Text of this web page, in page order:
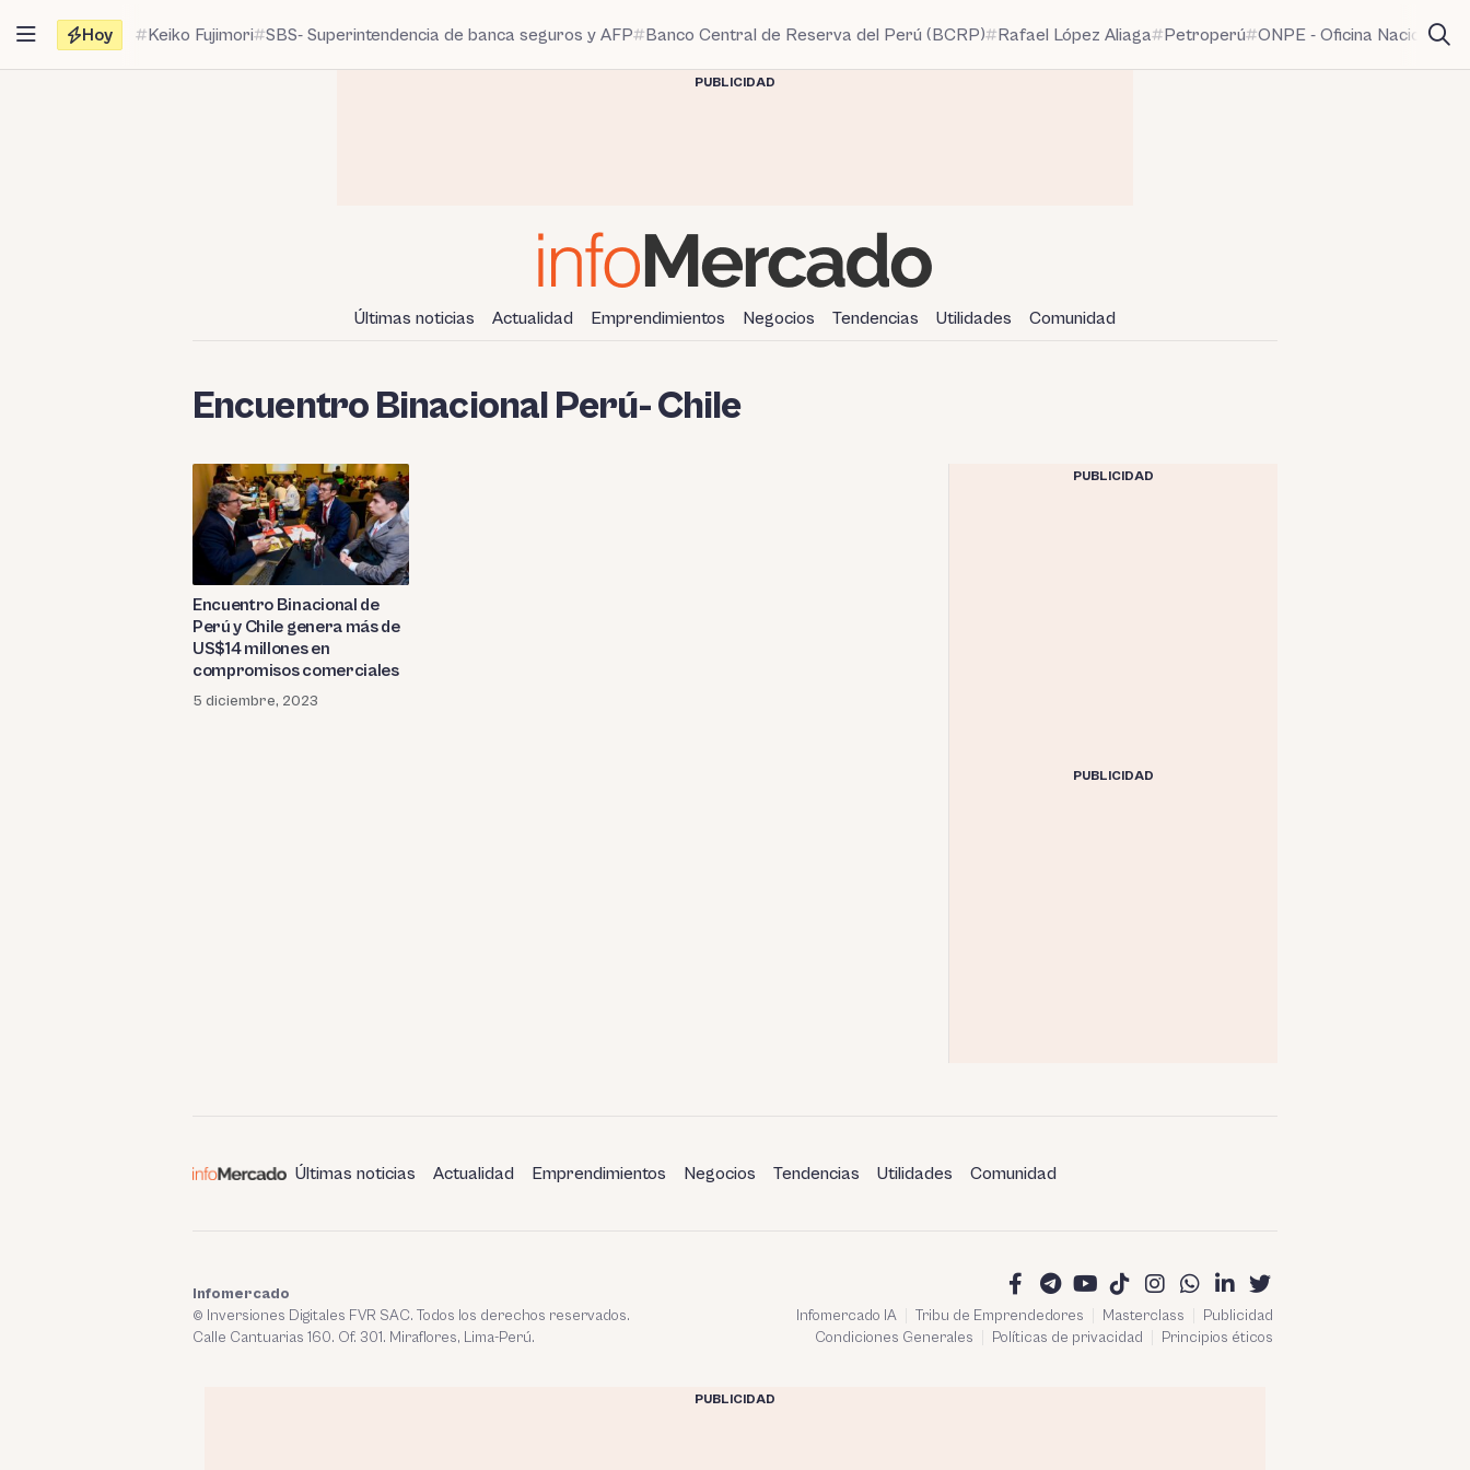
contenido
Hoy Keiko Fujimori SBS- Superintendencia de banca seguros y AFP Banco Central de Reserva del Perú (BCRP) Rafael López Aliaga Petroperú ONPE - Oficina Nacional
PUBLICIDAD
Últimas noticias Actualidad Emprendimientos Negocios Tendencias Utilidades Comunidad
Encuentro Binacional Perú- Chile
Encuentro Binacional de
Perú y Chile genera más de
US$14 millones en
compromisos comerciales
5 diciembre, 2023
PUBLICIDAD
PUBLICIDAD
Últimas noticias Actualidad Emprendimientos Negocios Tendencias Utilidades Comunidad
Infomercado IA Tribu de Emprendedores Masterclass
Publicidad
Condiciones Generales
Políticas de privacidad Principios éticos
Infomercado
© Inversiones Digitales FVR SAC. Todos los derechos reservados.
Calle Cantuarias 160. Of. 301. Miraflores, Lima-Perú.
PUBLICIDAD